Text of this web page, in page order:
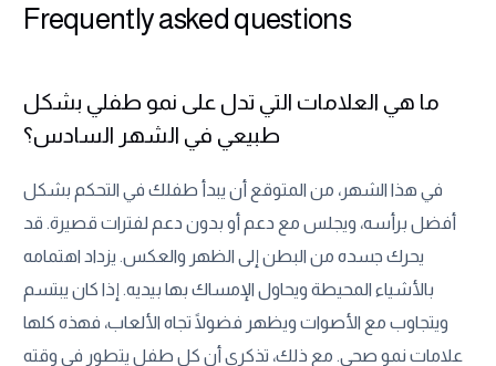
Frequently asked questions
ما هي العلامات التي تدل على نمو طفلي بشكل
طبيعي في الشهر السادس؟
في هذا الشهر، من المتوقع أن يبدأ طفلك في التحكم بشكل
أفضل برأسه، ويجلس مع دعم أو بدون دعم لفترات قصيرة. قد
يحرك جسده من البطن إلى الظهر والعكس. يزداد اهتمامه
بالأشياء المحيطة ويحاول الإمساك بها بيديه. إذا كان يبتسم
ويتجاوب مع الأصوات ويظهر فضولًا تجاه الألعاب، فهذه كلها
علامات نمو صحي. مع ذلك، تذكري أن كل طفل يتطور في وقته